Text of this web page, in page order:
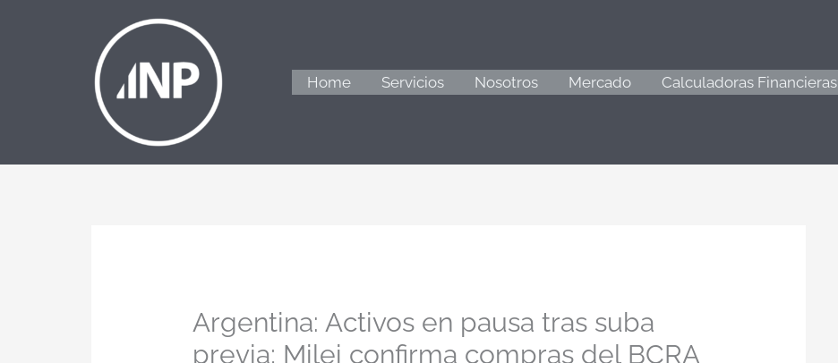
Home
Servicios Nosotros Mercado Calculadoras Financieras
Argentina: Activos en pausa tras suba
previa; Milei confirma compras del BCRA